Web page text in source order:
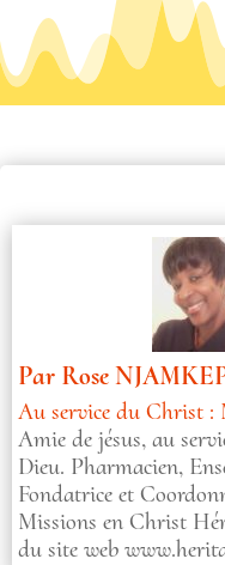
Par Rose
Au service du Christ
Amie de jésus, au
Dieu. Pharmacien,
Fondatrice et
Missions en Christ
du site web